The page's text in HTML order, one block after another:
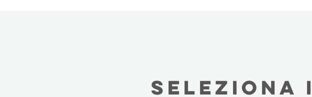
SELEZIONA